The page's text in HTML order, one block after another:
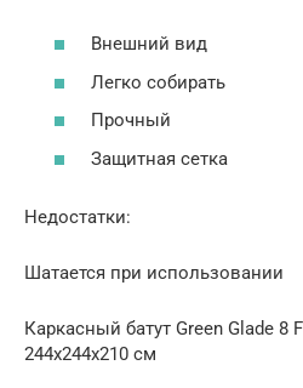
Внешний вид
Легко собирать
Прочный
Защитная сетка
Недостатки:
Шатается при использовании
Каркасный батут Green Glade 8
244х244х210 см